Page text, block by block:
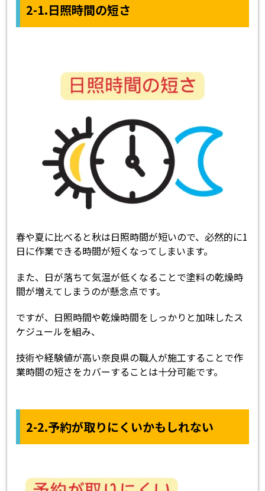
2-1.日照時間の短さ
春や夏に比べると秋は日照時間が短いので、必然的に1
日に作業できる時間が短くなってしまいます。
また、日が落ちて気温が低くなることで塗料の乾燥時
間が増えてしまうのが懸念点です。
ですが、日照時間や乾燥時間をしっかりと加味したス
ケジュールを組み、
技術や経験値が高い奈良県の職人が施工することで作
業時間の短さをカバーすることは十分可能です。
2-2.予約が取りにくいかもしれない